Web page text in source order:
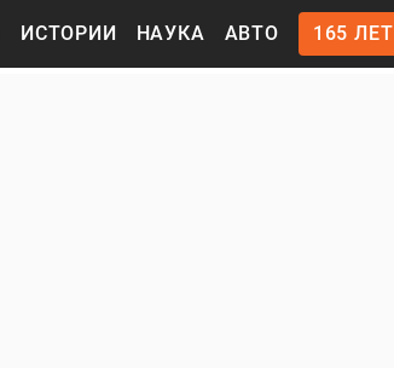
ИСТОРИИ НАУКА АВТО 165 ЛЕТ